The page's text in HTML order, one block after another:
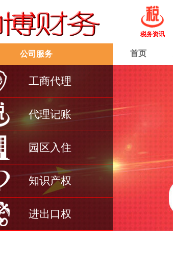
税务资讯
公司服务
工商代理
代理记账
园区入住
知识产权
进出口权
首页